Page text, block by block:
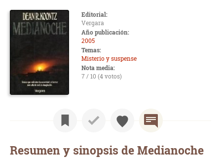
Editorial:
Vergara
Año publicación:
2005
Temas:
Misterio y suspense
Nota media:
7 / 10 (4 votos)
Resumen y sinopsis de Medianoche